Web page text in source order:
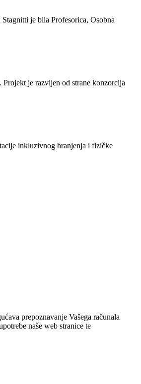
je bila Profesorica, Osobna
je razvijen od strane konzorcija
inkluzivnog hranjenja i fizičke
prepoznavanje Vašega računala
naše web stranice te